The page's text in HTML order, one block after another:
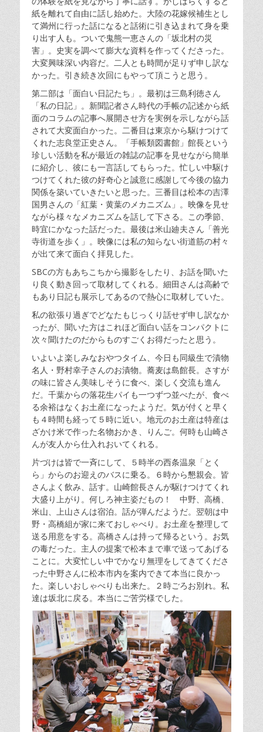
紙を離れて自由に話し始めた。大陸の花嫁候補生とし
て満州に行った話になると話術に引き込まれて身を乗
り出す人も。ついで鬼熊一恵さんの「坂北村の災
害」。史実を調べて膨大な資料を作ってくださった。
大変興味深い内容だ。二人とも時間が足りず申し訳な
かった。引き続き次回にもやって頂こうと思う。
第二部は「面白い日記たち」。最初は三島利徳さん
「私の日記」。新聞記者さん時代の手帳の記述から紙
面のコラムの記事へ展開させ方を実例を示しながら話
されて大変面白かった。二番目は東京から駆けつけて
くれた志良堂正史さん。「手帳類図書館」館長という
珍しい活動を私が最近の雑誌の記事を見せながら簡単
に紹介し、彼にも一言話してもらった。忙しい中駆け
つけてくれた彼の好奇心と誠意に感謝して今後の協力
関係を築いていきたいと思った。三番目は松本の吉澤
国男さんの「紅葉・黄葉のメカニズム」。映像を見せ
ながら様々なメカニズムを話して下さる。この季節、
時宜にかなった話だった。最後は米山廸夫さん「善光
寺街道を歩く」。映像には私の知らない街道筋の村々
が出て来て面白く拝見した。
SBCの方もあちこちから撮影をしたり、お話を聞いた
り良く動き回って取材してくれる。細田さんは高齢で
もあり日記も展示してあるので熱心に取材していた。
私の欲張り過ぎでどなたもじっくり話せず申し訳なか
ったが、聞いた方はこれほど面白い話をコンパクトに
次々聞けたのだからものすごくお得だったと思う。
いよいよ楽しみなおやつタイム、今日も同級生で漬物
名人・野村幸子さんのお漬物。蕎麦は島館長。さすが
の味に皆さん美味しそうに食べ、楽しく交流も進ん
だ。千葉からの落花生パイも一つずつ並べたが、食べ
る余裕はなくお土産になったようだ。気が付くと早く
も４時間も経って５時に近い。地元のお土産は特産は
ざかけ米で作った名物おかき、りんご。何時も山崎さ
んが友人から仕入れおいてくれる。
片づけは皆で一斉にして、５時半の西条温泉「とく
ら」からのお迎えのバスに乗る。６時から懇親会。皆
さんよく飲み、話す。山崎館長さんが駆けつけてくれ
大盛り上がり。何しろ神主姿だもの！ 中野、高橋、
米山、上山さんは宿泊。話が弾んだようだ。翌朝は中
野・高橋組が家に来ておしゃべり。お土産を整理して
送る用意をする。高橋さんは持って帰るという。お気
の毒だった。主人の提案で松本まで車で送ってあげる
ことに。大変忙しい中でかなり無理をしてきてくださ
った中野さんに松本市内を案内できて本当に良かっ
た。楽しいおしゃべりも出来た。２時ごろお別れ。私
達は坂北に戻る。本当にご苦労様でした。